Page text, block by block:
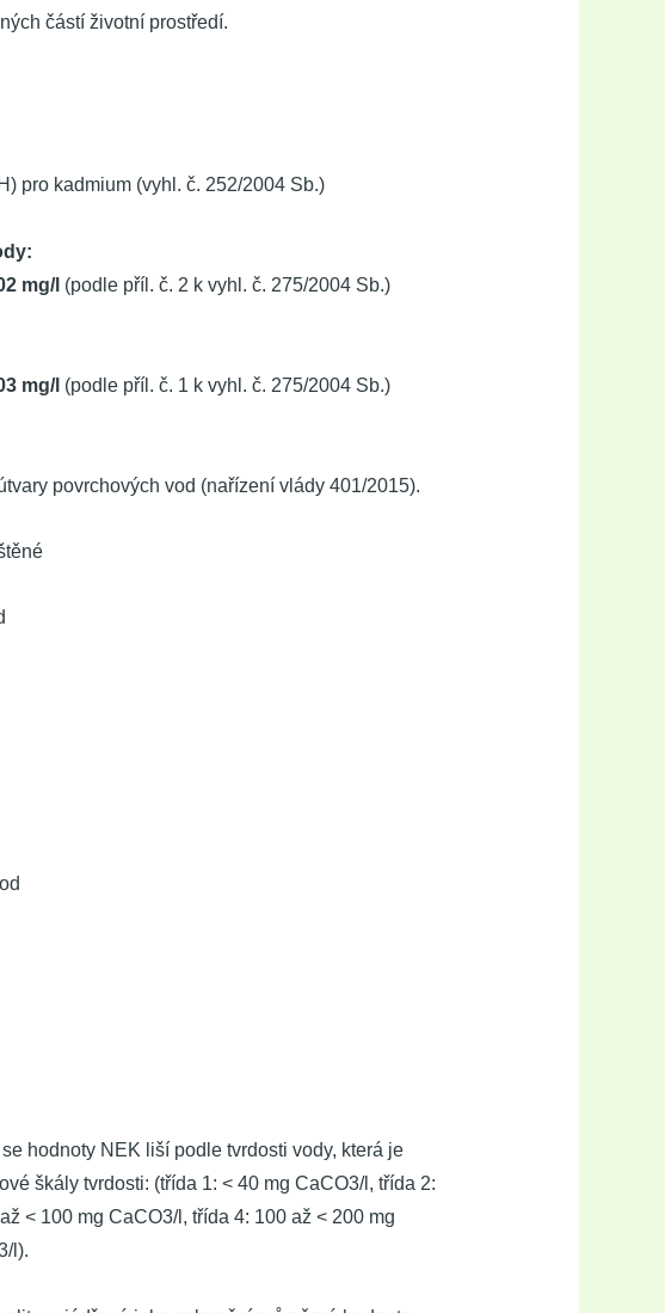
částí životní prostředí.
pro kadmium (vyhl. č. 252/2004 Sb.)
mg/l (podle příl. č. 2 k vyhl. č. 275/2004 Sb.)
mg/l (podle příl. č. 1 k vyhl. č. 275/2004 Sb.)
povrchových vod (nařízení vlády 401/2015).
hodnoty NEK liší podle tvrdosti vody, která je
škály tvrdosti: (třída 1: < 40 mg CaCO3/l, třída 2:
< 100 mg CaCO3/l, třída 4: 100 až < 200 mg
l).